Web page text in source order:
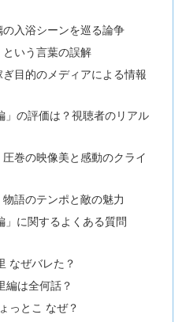
入浴シーンを巡る論争
いう言葉の誤解
目的のメディアによる情報
」の評価は？視聴者のリアル
巻の映像美と感動のクライ
語のテンポと敵の魅力
」に関するよくある質問
なぜバレた？
編は全何話？
っとこ なぜ？